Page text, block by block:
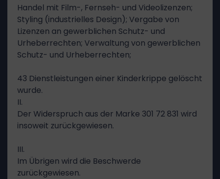
Handel mit Film-, Fernseh- und Videolizenzen;
Styling (industrielles Design); Vergabe von
Lizenzen an gewerblichen Schutz- und
Urheberrechten; Verwaltung von gewerblichen
Schutz- und Urheberrechten;
43 Dienstleistungen einer Kinderkrippe gelöscht
wurde.
II.
Der Widerspruch aus der Marke 301 72 831 wird
insoweit zurückgewiesen.
III.
Im Übrigen wird die Beschwerde
zurückgewiesen.